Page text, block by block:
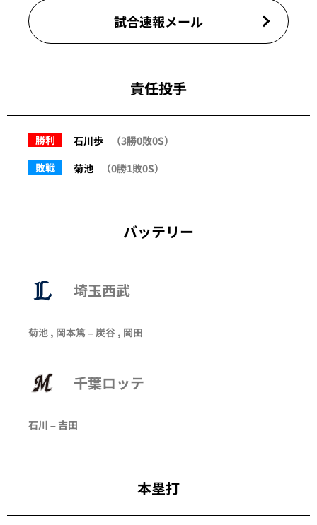
試合速報メール
責任投手
勝利 石川歩
（3勝0敗0S）
敗戦
菊池 （0勝1敗0S）
バッテリー
埼玉西武
菊池 , 岡本篤 – 炭谷 , 岡田
千葉ロッテ
石川 – 吉田
本塁打